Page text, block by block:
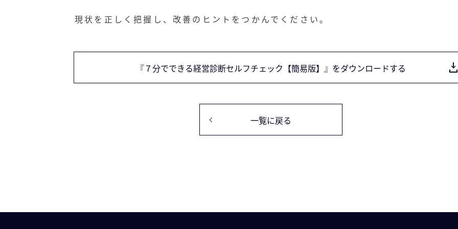
現状を正しく把握し、改善のヒントをつかんでください。
『７分でできる経営診断セルフチェック【簡易版】』をダウンロードする
一覧に戻る